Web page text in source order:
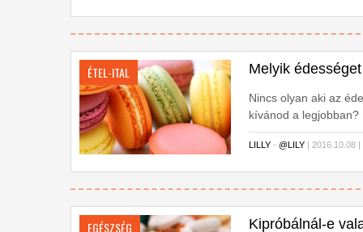
ÉTEL-ITAL Melyik
Nincs olyan aki az
kívánod a legjobban?
LILLY -@LILY | 2016.10.08 |
EGÉSZSÉG Kipróbálnál-e